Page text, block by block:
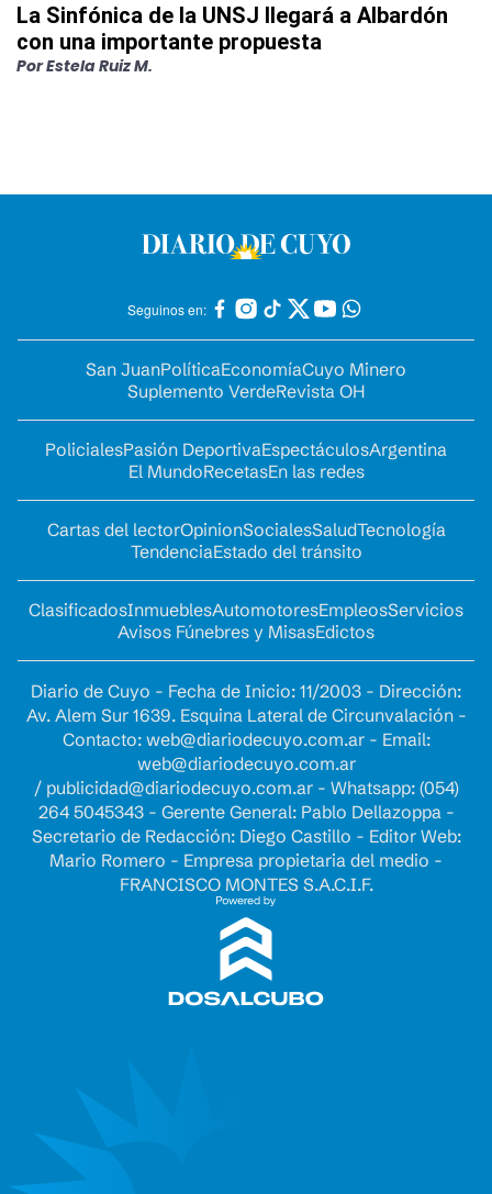
La Sinfónica de la UNSJ llegará a Albardón
con una importante propuesta
PorEstela Ruiz M.
Seguinos en:
San JuanPolíticaEconomíaCuyo Minero
Suplemento VerdeRevista OH
PolicialesPasión DeportivaEspectáculosArgentina
El MundoRecetasEn las redes
Cartas del lectorOpinionSocialesSaludTecnología
TendenciaEstado del tránsito
ClasificadosInmueblesAutomotoresEmpleosServicios
Avisos Fúnebres y MisasEdictos
Diario de Cuyo - Fecha de Inicio: 11/2003 - Dirección:
Av. Alem Sur 1639. Esquina Lateral de Circunvalación -
Contacto: web@diariodecuyo.com.ar- Email:
web@diariodecuyo.com.ar
/ publicidad@diariodecuyo.com.ar- Whatsapp: (054)
264 5045343 - Gerente General: Pablo Dellazoppa -
Secretario de Redacción: Diego Castillo - Editor Web:
Mario Romero - Empresa propietaria del medio -
FRANCISCO MONTES S.A.C.I.F.